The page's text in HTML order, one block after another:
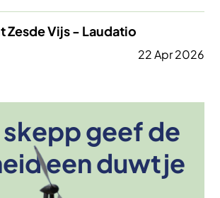
Zesde Vijs - Laudatio
22 Apr 2026
geef de
een duwtje